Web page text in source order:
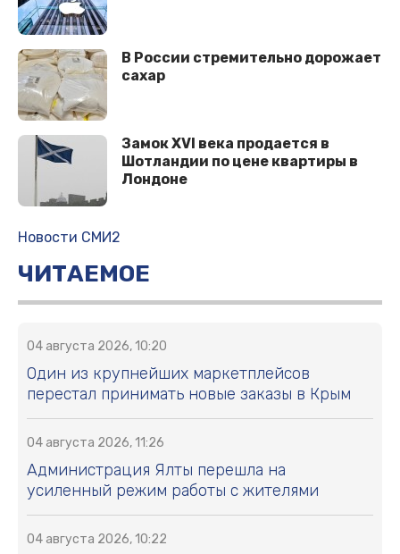
В России стремительно дорожает
сахар
Замок XVI века продается в
Шотландии по цене квартиры в
Лондоне
Новости СМИ2
ЧИТАЕМОЕ
04 августа 2026, 10:20
Один из крупнейших маркетплейсов
перестал принимать новые заказы в Крым
04 августа 2026, 11:26
Администрация Ялты перешла на
усиленный режим работы с жителями
04 августа 2026, 10:22